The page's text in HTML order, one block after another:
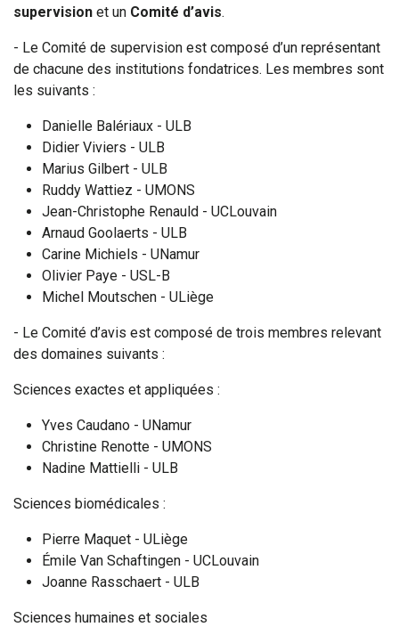
supervision et un Comité d’avis.
- Le Comité de supervision est composé d’un représentant
de chacune des institutions fondatrices. Les membres sont
les suivants :
Danielle Balériaux - ULB
Didier Viviers - ULB
Marius Gilbert - ULB
Ruddy Wattiez - UMONS
Jean-Christophe Renauld - UCLouvain
Arnaud Goolaerts - ULB
Carine Michiels - UNamur
Olivier Paye - USL-B
Michel Moutschen - ULiège
- Le Comité d’avis est composé de trois membres relevant
des domaines suivants :
Sciences exactes et appliquées :
Yves Caudano - UNamur
Christine Renotte - UMONS
Nadine Mattielli - ULB
Sciences biomédicales :
Pierre Maquet - ULiège
Émile Van Schaftingen - UCLouvain
Joanne Rasschaert - ULB
Sciences humaines et sociales